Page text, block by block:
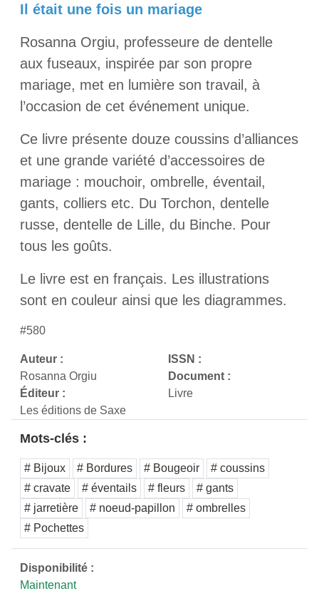
Il était une fois un mariage
Rosanna Orgiu, professeure de dentelle
aux fuseaux, inspirée par son propre
mariage, met en lumière son travail, à
l’occasion de cet événement unique.
Ce livre présente douze coussins d’alliances
et une grande variété d’accessoires de
mariage : mouchoir, ombrelle, éventail,
gants, colliers etc. Du Torchon, dentelle
russe, dentelle de Lille, du Binche. Pour
tous les goûts.
Le livre est en français. Les illustrations
sont en couleur ainsi que les diagrammes.
#580
Auteur :
Rosanna Orgiu
Éditeur :
Les éditions de Saxe
ISSN :
Document :
Livre
Mots-clés :
# Bijoux # Bordures # Bougeoir
# coussins
# cravate
# éventails # fleurs
# gants
# jarretière
# noeud-papillon
# ombrelles
# Pochettes
Disponibilité :
Maintenant